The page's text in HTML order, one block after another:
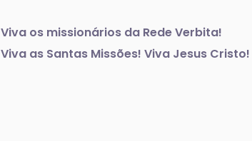
Viva os missionários da Rede Verbita!
Viva as Santas Missões! Viva Jesus Cristo!